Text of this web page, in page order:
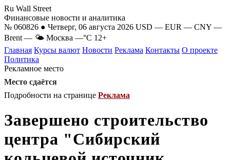
Ru Wall Street
Финансовые новости и аналитика
№ 060826 ● Четверг, 06 августа 2026 USD — EUR — CNY —
Brent — 🌤 Москва —°C 12+
Главная Курсы валют Новости Реклама Контакты О проекте
Политика
Рекламное место
Место сдаётся
Подробности на странице Реклама
Завершено строительство
центра "Сибирский